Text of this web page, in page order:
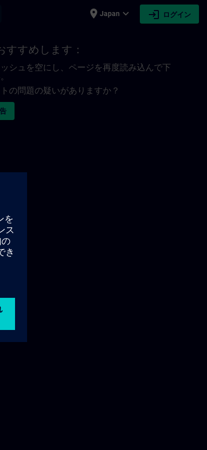
place Japan expand_more login ログイン
すすめします：
シュを空にし、ページを再度読み込んで下
の問題の疑いがありますか？